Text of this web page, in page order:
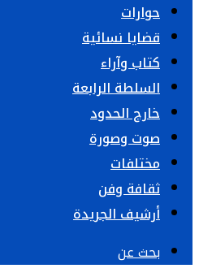
حوارات
قضايا نسائية
كتاب وآراء
السلطة الرابعة
خارج الحدود
صوت وصورة
مختلفات
ثقافة وفن
أرشيف الجريدة
بحث عن